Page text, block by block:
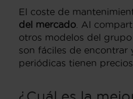
El coste de
del mercado . Al
otros modelos del
son fáciles de encontrar
periódicas tienen
¿Cuál es la